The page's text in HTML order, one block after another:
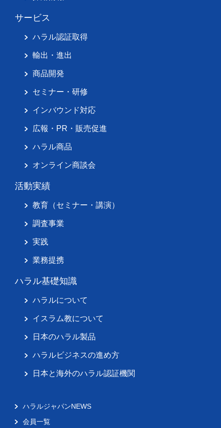
サービス
ハラル認証取得
輸出・進出
商品開発
セミナー・研修
インバウンド対応
広報・PR・販売促進
ハラル商品
オンライン商談会
活動実績
教育（セミナー・講演）
調査事業
実践
業務提携
ハラル基礎知識
ハラルについて
イスラム教について
日本のハラル製品
ハラルビジネスの進め方
日本と海外のハラル認証機関
ハラルジャパンNEWS
会員一覧